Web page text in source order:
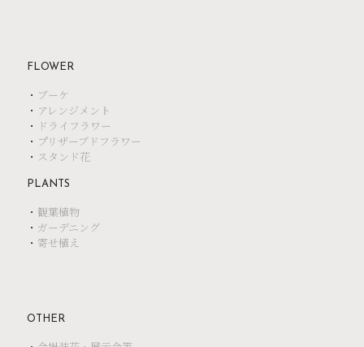
FLOWER
・ ブーケ
・ アレンジメント
・ ドライフラワー
・ プリザーブドフラワー
・ スタンド花
PLANTS
・ 観葉植物
・ ガーデニング
・ 寄せ植え
OTHER